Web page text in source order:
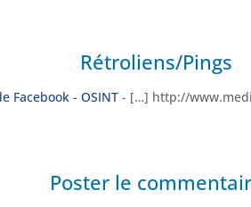
Rétroliens/Pings
Facebook - OSINT - […] http://
Poster le